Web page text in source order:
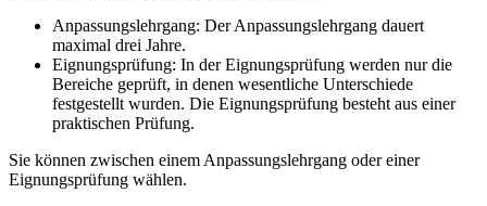
Anpassungslehrgang: Der Anpassungslehrgang dauert
maximal drei Jahre.
Eignungsprüfung: In der Eignungsprüfung werden nur die
Bereiche geprüft, in denen wesentliche Unterschiede
festgestellt wurden. Die Eignungsprüfung besteht aus einer
praktischen Prüfung.
Sie können zwischen einem Anpassungslehrgang oder einer
Eignungsprüfung wählen.